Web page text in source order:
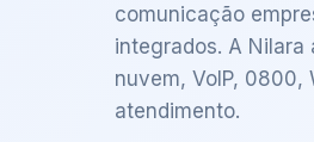
comunicação
integrados. A Nilara
nuvem, VoIP, 0800,
atendimento.